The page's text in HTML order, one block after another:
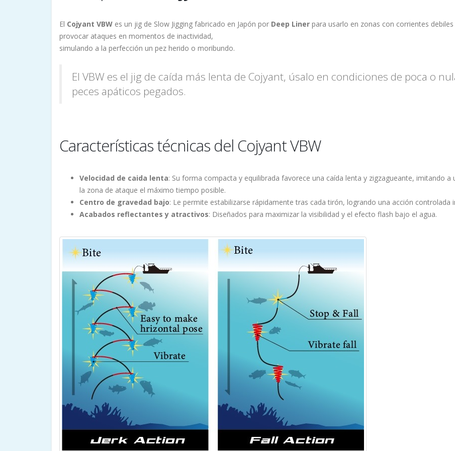
El Cojyant VBW es un jig de Slow Jigging fabricado en Japón por Deep Liner para usarlo en zonas con corrientes
provocar ataques en momentos de inactividad,
simulando a la perfección un pez herido o moribundo.
El VBW es el jig de caída más lenta de Cojyant, úsalo en condiciones de poca o
peces apáticos pegados.
Características técnicas del Cojyant VBW
Velocidad de caida lenta: Su forma compacta y equilibrada favorece una caída lenta y zigzagueante, imitando
la zona de ataque el máximo tiempo posible.
Centro de gravedad bajo: Le permite estabilizarse rápidamente tras cada tirón, logrando una acción controlada
Acabados reflectantes y atractivos: Diseñados para maximizar la visibilidad y el efecto flash bajo el agua.